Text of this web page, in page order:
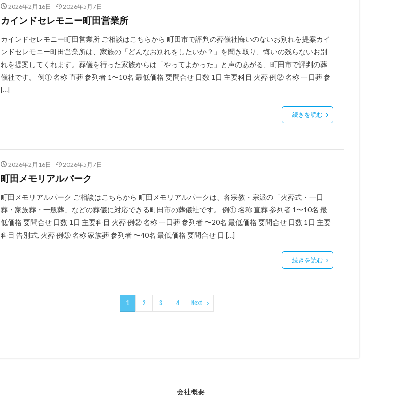
2026年2月16日 2026年5月7日
カインドセレモニー町田営業所
カインドセレモニー町田営業所 ご相談はこちらから 町田市で評判の葬儀社悔いのないお別れを提案カイ
ンドセレモニー町田営業所は、家族の「どんなお別れをしたいか？」を聞き取り、悔いの残らないお別
れを提案してくれます。葬儀を行った家族からは「やってよかった」と声のあがる、町田市で評判の葬
儀社です。 例① 名称 直葬 参列者 1〜10名 最低価格 要問合せ 日数 1日 主要科目 火葬 例② 名称 一日葬 参
[…]
続きを読む
2026年2月16日 2026年5月7日
町田メモリアルパーク
町田メモリアルパーク ご相談はこちらから 町田メモリアルパークは、各宗教・宗派の「火葬式・一日
葬・家族葬・一般葬」などの葬儀に対応できる町田市の葬儀社です。 例① 名称 直葬 参列者 1〜10名 最
低価格 要問合せ 日数 1日 主要科目 火葬 例② 名称 一日葬 参列者 〜20名 最低価格 要問合せ 日数 1日 主要
科目 告別式, 火葬 例③ 名称 家族葬 参列者 〜40名 最低価格 要問合せ 日 […]
続きを読む
1 2 3 4 Next
会社概要